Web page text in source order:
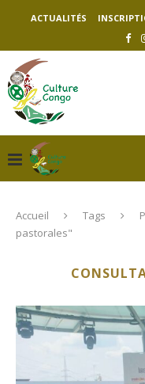
ACTUALITÉS
Accueil Tags
pastorales"